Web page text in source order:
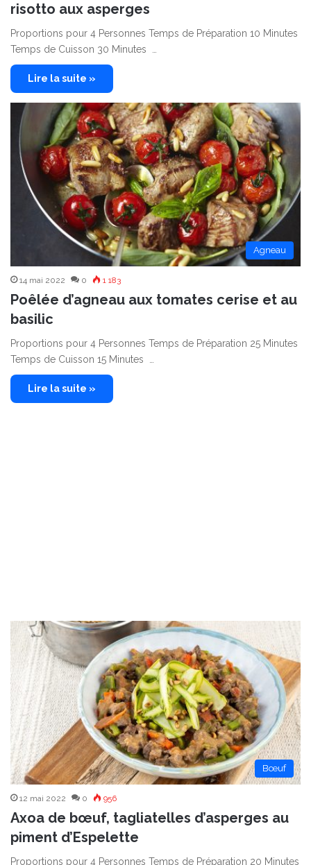
risotto aux asperges
Proportions pour 4 Personnes Temps de Préparation 10 Minutes
Temps de Cuisson 30 Minutes …
Lire la suite »
Agneau
14 mai 2022 0 1 183
Poêlée d’agneau aux tomates cerise et au
basilic
Proportions pour 4 Personnes Temps de Préparation 25 Minutes
Temps de Cuisson 15 Minutes …
Lire la suite »
Bœuf
12 mai 2022 0 956
Axoa de bœuf, tagliatelles d’asperges au
piment d’Espelette
Proportions pour 4 Personnes Temps de Préparation 20 Minutes